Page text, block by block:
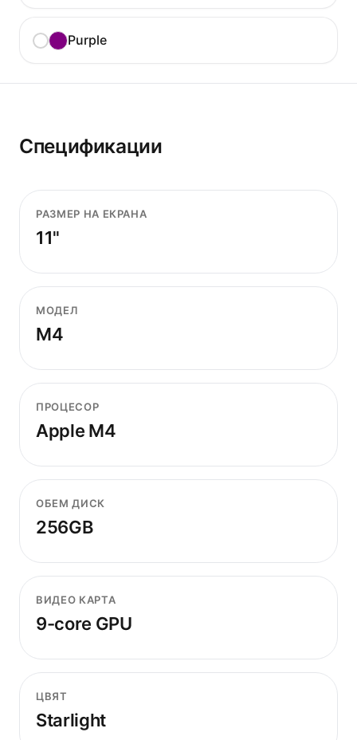
Purple
Спецификации
РАЗМЕР НА ЕКРАНА
11"
МОДЕЛ
M4
ПРОЦЕСОР
Apple M4
ОБЕМ ДИСК
256GB
ВИДЕО КАРТА
9-core GPU
ЦВЯТ
Starlight